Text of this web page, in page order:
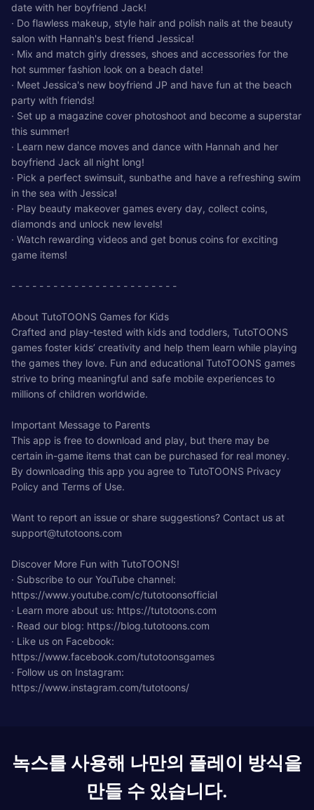
date with her boyfriend Jack!
· Do flawless makeup, style hair and polish nails at the beauty
salon with Hannah's best friend Jessica!
· Mix and match girly dresses, shoes and accessories for the
hot summer fashion look on a beach date!
· Meet Jessica's new boyfriend JP and have fun at the beach
party with friends!
· Set up a magazine cover photoshoot and become a superstar
this summer!
· Learn new dance moves and dance with Hannah and her
boyfriend Jack all night long!
· Pick a perfect swimsuit, sunbathe and have a refreshing swim
in the sea with Jessica!
· Play beauty makeover games every day, collect coins,
diamonds and unlock new levels!
· Watch rewarding videos and get bonus coins for exciting
game items!
- - - - - - - - - - - - - - - - - - - - - - - -
About TutoTOONS Games for Kids
Crafted and play-tested with kids and toddlers, TutoTOONS
games foster kids’ creativity and help them learn while playing
the games they love. Fun and educational TutoTOONS games
strive to bring meaningful and safe mobile experiences to
millions of children worldwide.
Important Message to Parents
This app is free to download and play, but there may be
certain in-game items that can be purchased for real money.
By downloading this app you agree to TutoTOONS Privacy
Policy and Terms of Use.
Want to report an issue or share suggestions? Contact us at
support@tutotoons.com
Discover More Fun with TutoTOONS!
· Subscribe to our YouTube channel:
https://www.youtube.com/c/tutotoonsofficial
· Learn more about us: https://tutotoons.com
· Read our blog: https://blog.tutotoons.com
· Like us on Facebook:
https://www.facebook.com/tutotoonsgames
· Follow us on Instagram:
https://www.instagram.com/tutotoons/
녹스를 사용해 나만의 플레이 방식을
만들 수 있습니다.